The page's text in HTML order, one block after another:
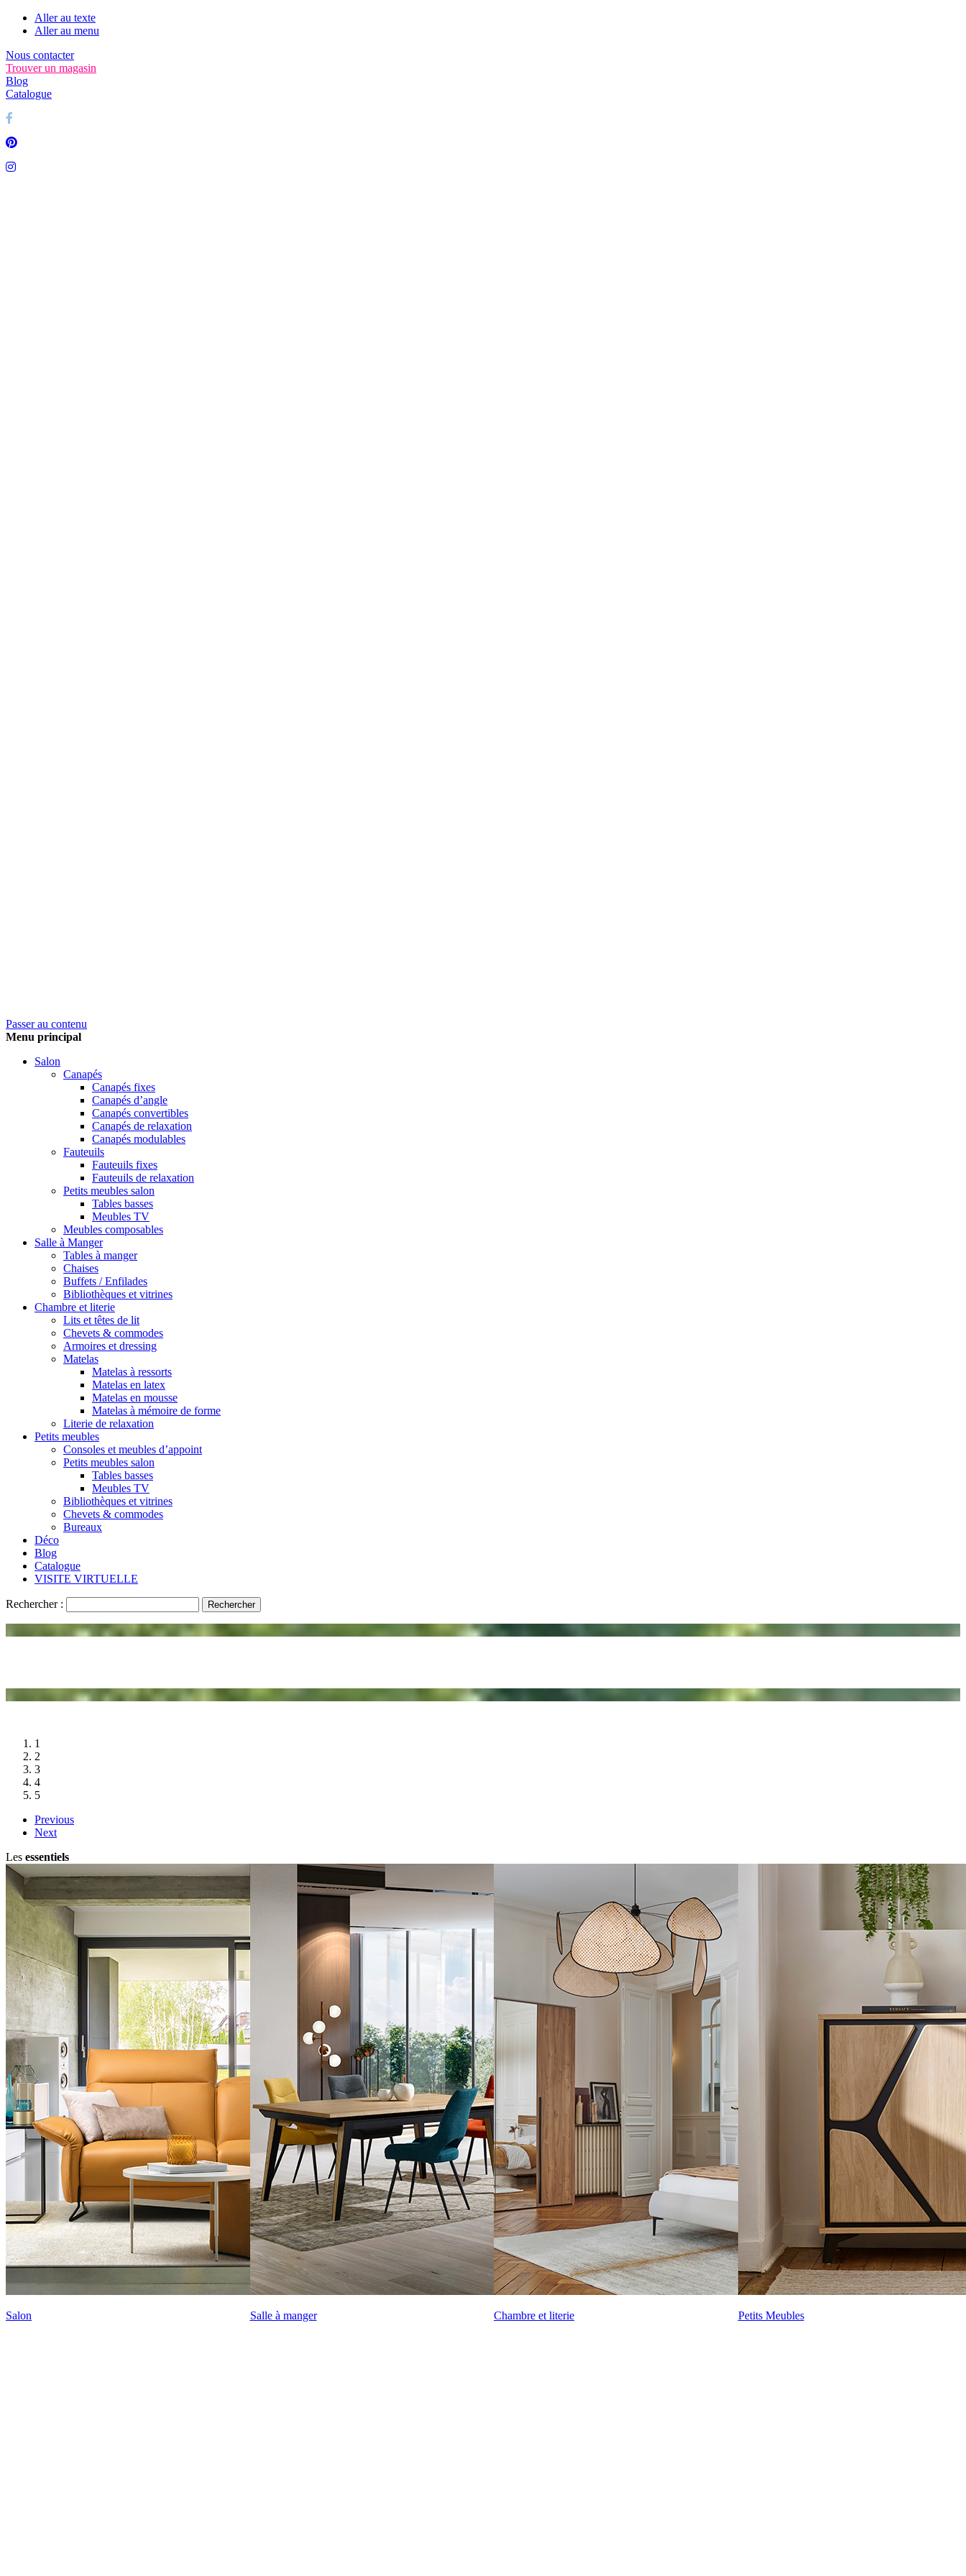
Aller au texte
Aller au menu
Nous contacter
Trouver un magasin
Blog
Catalogue
Passer au contenu
Menu principal
Salon
Canapés
Canapés fixes
Canapés d’angle
Canapés convertibles
Canapés de relaxation
Canapés modulables
Fauteuils
Fauteuils fixes
Fauteuils de relaxation
Petits meubles salon
Tables basses
Meubles TV
Meubles composables
Salle à Manger
Tables à manger
Chaises
Buffets / Enfilades
Bibliothèques et vitrines
Chambre et literie
Lits et têtes de lit
Chevets & commodes
Armoires et dressing
Matelas
Matelas à ressorts
Matelas en latex
Matelas en mousse
Matelas à mémoire de forme
Literie de relaxation
Petits meubles
Consoles et meubles d’appoint
Petits meubles salon
Tables basses
Meubles TV
Bibliothèques et vitrines
Chevets & commodes
Bureaux
Déco
Blog
Catalogue
VISITE VIRTUELLE
Rechercher :
Voir la collection
Next
Lesessentiels
Salon Salle à manger Chambre et literie Petits Meubles